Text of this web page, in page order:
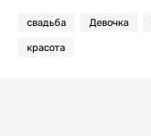
свадьба Девочка
красота